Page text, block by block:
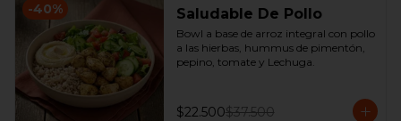
-40% Saludable De Pollo
Bowl a base de arroz integral con pollo
a las hierbas, hummus de pimentón,
pepino, tomate y Lechuga.
$22.500$37.500